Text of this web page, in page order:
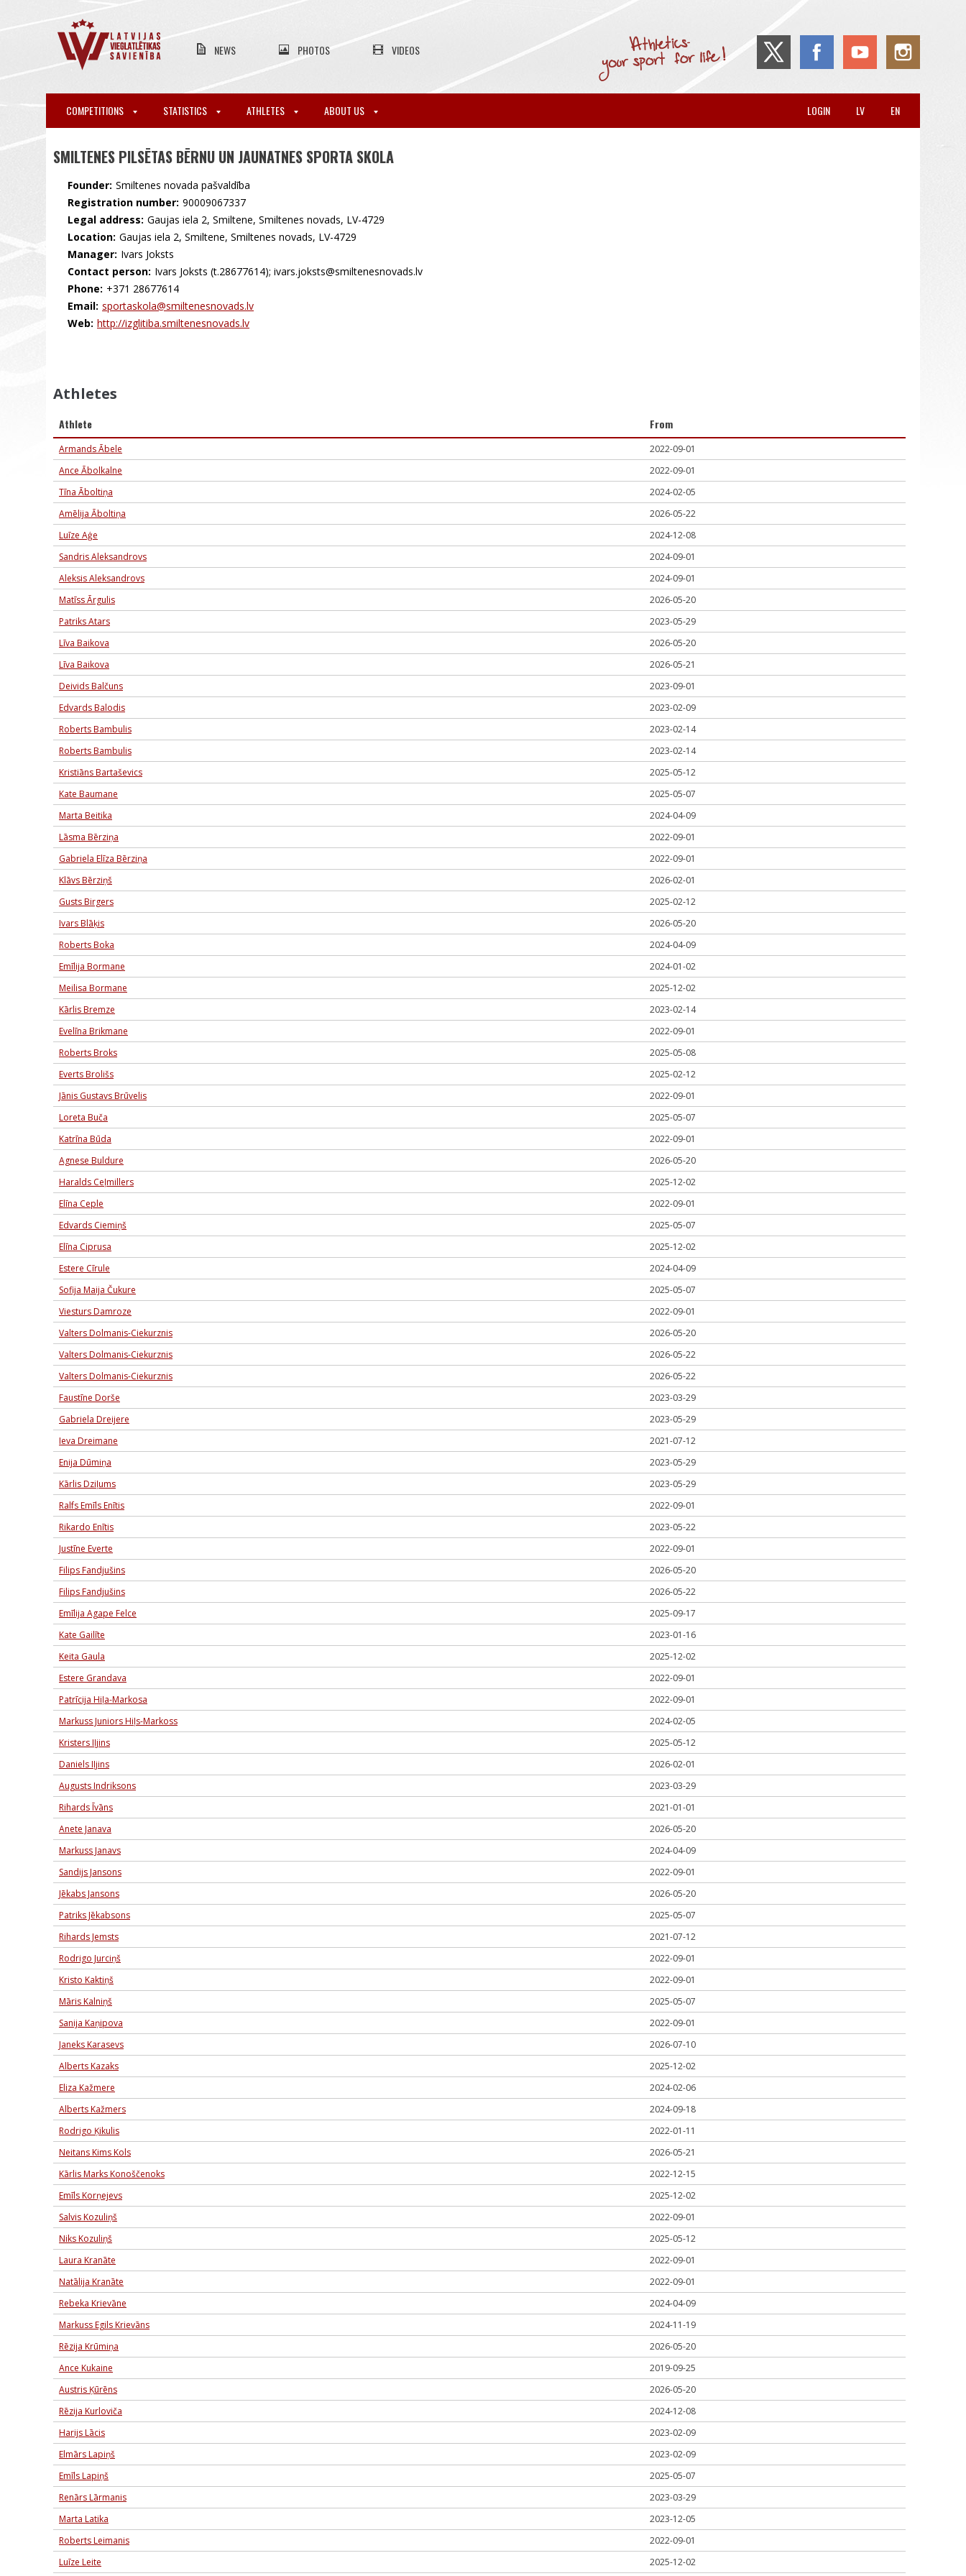
NEWS PHOTOS VIDEOS
COMPETITIONS STATISTICS ATHLETES ABOUT US EN
LV
LOGIN
SMILTENES PILSĒTAS BĒRNU UN JAUNATNES SPORTA SKOLA
Founder: Smiltenes novada pašvaldība
Registration number: 90009067337
Legal address: Gaujas iela 2, Smiltene, Smiltenes novads, LV-4729
Location: Gaujas iela 2, Smiltene, Smiltenes novads, LV-4729
Manager: Ivars Joksts
Contact person: Ivars Joksts (t.28677614); ivars.joksts@smiltenesnovads.lv
Phone: +371 28677614
Email: sportaskola@smiltenesnovads.lv
Web: http://izglitiba.smiltenesnovads.lv
Athletes
Athlete From
Armands Ābele
2022-09-01
Ance Ābolkalne
2022-09-01
Tīna Āboltiņa
2024-02-05
Amēlija Āboltiņa
2026-05-22
Luīze Aģe
2024-12-08
Sandris Aleksandrovs
2024-09-01
Aleksis Aleksandrovs
2024-09-01
Matīss Ārgulis
2026-05-20
Patriks Atars
2023-05-29
Līva Baikova
2026-05-20
Līva Baikova
2026-05-21
Deivids Balčuns
2023-09-01
Edvards Balodis
2023-02-09
Roberts Bambulis
2023-02-14
Roberts Bambulis
2023-02-14
Kristiāns Bartaševics
2025-05-12
Kate Baumane
2025-05-07
Marta Beitika
2024-04-09
Lāsma Bērziņa
2022-09-01
Gabriela Elīza Bērziņa
2022-09-01
Klāvs Bērziņš
2026-02-01
Gusts Birgers
2025-02-12
Ivars Blāķis
2026-05-20
Roberts Boka
2024-04-09
Emīlija Bormane
2024-01-02
Meilisa Bormane
2025-12-02
Kārlis Bremze
2023-02-14
Evelīna Brikmane
2022-09-01
Roberts Broks
2025-05-08
Everts Brolišs
2025-02-12
Jānis Gustavs Brūvelis
2022-09-01
Loreta Buča
2025-05-07
Katrīna Būda
2022-09-01
Agnese Buldure
2026-05-20
Haralds Ceļmillers
2025-12-02
Elīna Ceple
2022-09-01
Edvards Ciemiņš
2025-05-07
Elīna Ciprusa
2025-12-02
Estere Cīrule
2024-04-09
Sofija Maija Čukure
2025-05-07
Viesturs Damroze
2022-09-01
Valters Dolmanis-Ciekurznis
2026-05-20
Valters Dolmanis-Ciekurznis
2026-05-22
Valters Dolmanis-Ciekurznis
2026-05-22
Faustīne Dorše
2023-03-29
Gabriela Dreijere
2023-05-29
Ieva Dreimane
2021-07-12
Enija Dūmiņa
2023-05-29
Kārlis Dziļums
2023-05-29
Ralfs Emīls Enītis
2022-09-01
Rikardo Enītis
2023-05-22
Justīne Everte
2022-09-01
Filips Fandjušins
2026-05-20
Filips Fandjušins
2026-05-22
Emīlija Agape Felce
2025-09-17
Kate Gailīte
2023-01-16
Keita Gaula
2025-12-02
Estere Grandava
2022-09-01
Patrīcija Hiļa-Markosa
2022-09-01
Markuss Juniors Hiļs-Markoss
2024-02-05
Kristers Iļjins
2025-05-12
Daniels Iļjins
2026-02-01
Augusts Indriksons
2023-03-29
Rihards Īvāns
2021-01-01
Anete Janava
2026-05-20
Markuss Janavs
2024-04-09
Sandijs Jansons
2022-09-01
Jēkabs Jansons
2026-05-20
Patriks Jēkabsons
2025-05-07
Rihards Jemsts
2021-07-12
Rodrigo Jurciņš
2022-09-01
Kristo Kaktiņš
2022-09-01
Māris Kalniņš
2025-05-07
Sanija Kaņipova
2022-09-01
Janeks Karasevs
2026-07-10
Alberts Kazaks
2025-12-02
Eliza Kažmere
2024-02-06
Alberts Kažmers
2024-09-18
Rodrigo Ķikulis
2022-01-11
Neitans Kims Kols
2026-05-21
Kārlis Marks Konoščenoks
2022-12-15
Emīls Korņejevs
2025-12-02
Salvis Kozuliņš
2022-09-01
Niks Kozuliņš
2025-05-12
Laura Kranāte
2022-09-01
Natālija Kranāte
2022-09-01
Rebeka Krievāne
2024-04-09
Markuss Egils Krievāns
2024-11-19
Rēzija Krūmiņa
2026-05-20
Ance Kukaine
2019-09-25
Austris Ķūrēns
2026-05-20
Rēzija Kurloviča
2024-12-08
Harijs Lācis
2023-02-09
Elmārs Lapiņš
2023-02-09
Emīls Lapiņš
2025-05-07
Renārs Lārmanis
2023-03-29
Marta Latika
2023-12-05
Roberts Leimanis
2022-09-01
Luīze Leite
2025-12-02